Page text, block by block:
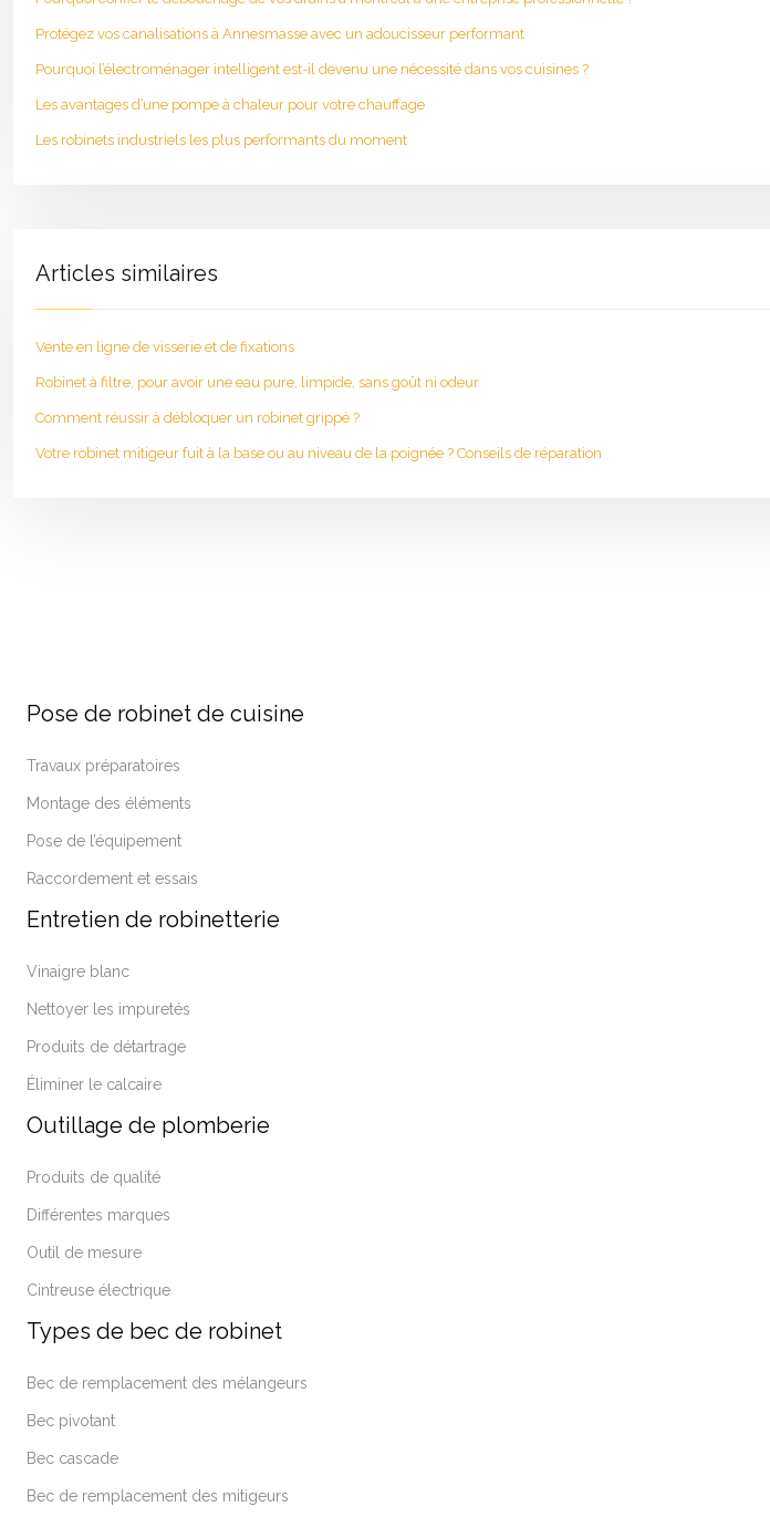
Protégez vos canalisations à Annesmasse avec un adoucisseur performant
Pourquoi l’électroménager intelligent est-il devenu une nécessité dans vos cuisines ?
Les avantages d’une pompe à chaleur pour votre chauffage
Les robinets industriels les plus performants du moment
Articles similaires
Vente en ligne de visserie et de fixations
Robinet à filtre, pour avoir une eau pure, limpide, sans goût ni odeur
Comment réussir à débloquer un robinet grippé ?
Votre robinet mitigeur fuit à la base ou au niveau de la poignée ? Conseils de réparation
Pose de robinet de cuisine
Travaux préparatoires
Montage des éléments
Pose de l’équipement
Raccordement et essais
Entretien de robinetterie
Vinaigre blanc
Nettoyer les impuretés
Produits de détartrage
Éliminer le calcaire
Outillage de plomberie
Produits de qualité
Différentes marques
Outil de mesure
Cintreuse électrique
Types de bec de robinet
Bec de remplacement des mélangeurs
Bec pivotant
Bec cascade
Bec de remplacement des mitigeurs